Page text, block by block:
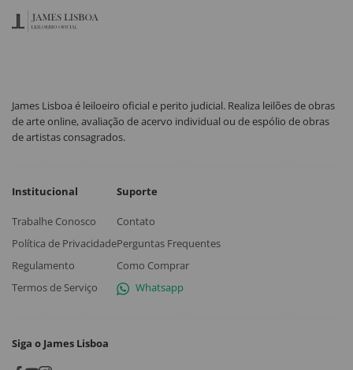
James Lisboa é leiloeiro oficial e perito judicial. Realiza leilões de obras
de arte online, avaliação de acervo individual ou de espólio de obras
de artistas consagrados.
Institucional
Trabalhe Conosco
Política de Privacidade
Regulamento
Termos de Serviço
Suporte
Contato
Perguntas Frequentes
Como Comprar
Whatsapp
Siga o James Lisboa